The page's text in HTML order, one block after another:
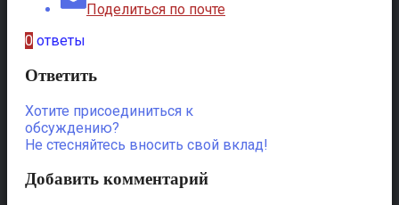
Поделиться по почте
0 ответы
Ответить
Хотите присоединиться к
обсуждению?
Не стесняйтесь вносить свой вклад!
Добавить комментарий